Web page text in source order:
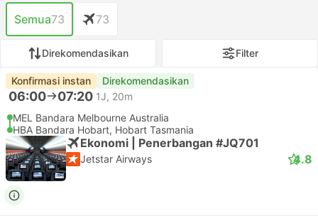
Semua73 73
Direkomendasikan Filter
Konfirmasi instan Direkomendasikan
06:00 07:20 1J, 20m
MEL Bandara Melbourne Australia
HBA Bandara Hobart, Hobart Tasmania
Ekonomi | Penerbangan #JQ701
Jetstar Airways 4.8